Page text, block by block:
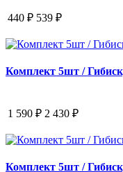
440 ₽ 539 ₽
Комплект 5шт /
1 590 ₽ 2 430 ₽
Комплект 5шт /